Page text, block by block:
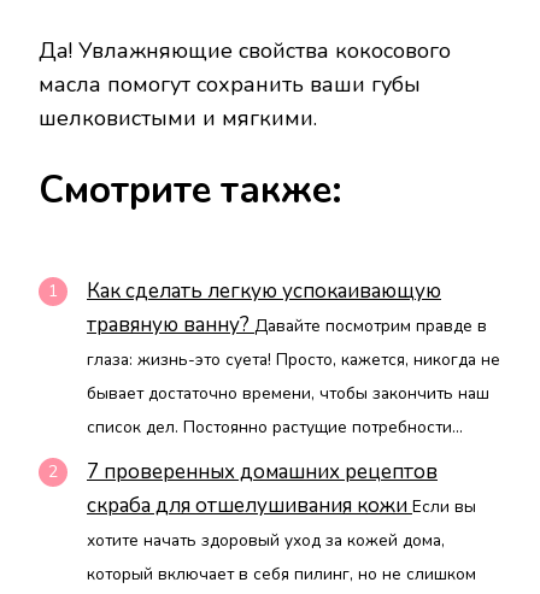
Да! Увлажняющие свойства кокосового
масла помогут сохранить ваши губы
шелковистыми и мягкими.
Смотрите также:
Как сделать легкую успокаивающую
травяную ванну? Давайте посмотрим правде в
глаза: жизнь-это суета! Просто, кажется, никогда не
бывает достаточно времени, чтобы закончить наш
список дел. Постоянно растущие потребности...
7 проверенных домашних рецептов
скраба для отшелушивания кожи Если вы
хотите начать здоровый уход за кожей дома,
который включает в себя пилинг, но не слишком